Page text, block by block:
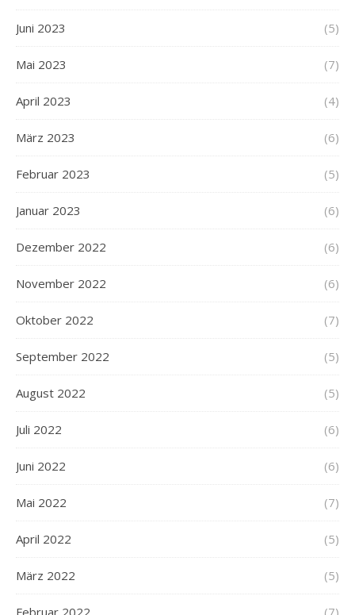
Juni 2023 (5)
Mai 2023 (7)
April 2023 (4)
März 2023 (6)
Februar 2023 (5)
Januar 2023 (6)
Dezember 2022 (6)
November 2022 (6)
Oktober 2022 (7)
September 2022 (5)
August 2022 (5)
Juli 2022 (6)
Juni 2022 (6)
Mai 2022 (7)
April 2022 (5)
März 2022 (5)
Februar 2022 (7)